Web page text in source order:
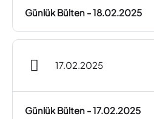
Günlük Bülten - 18.02.2025
17.02.2025
Günlük Bülten - 17.02.2025